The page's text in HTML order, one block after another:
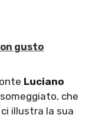
gusto
Luciano
che
illustra la sua